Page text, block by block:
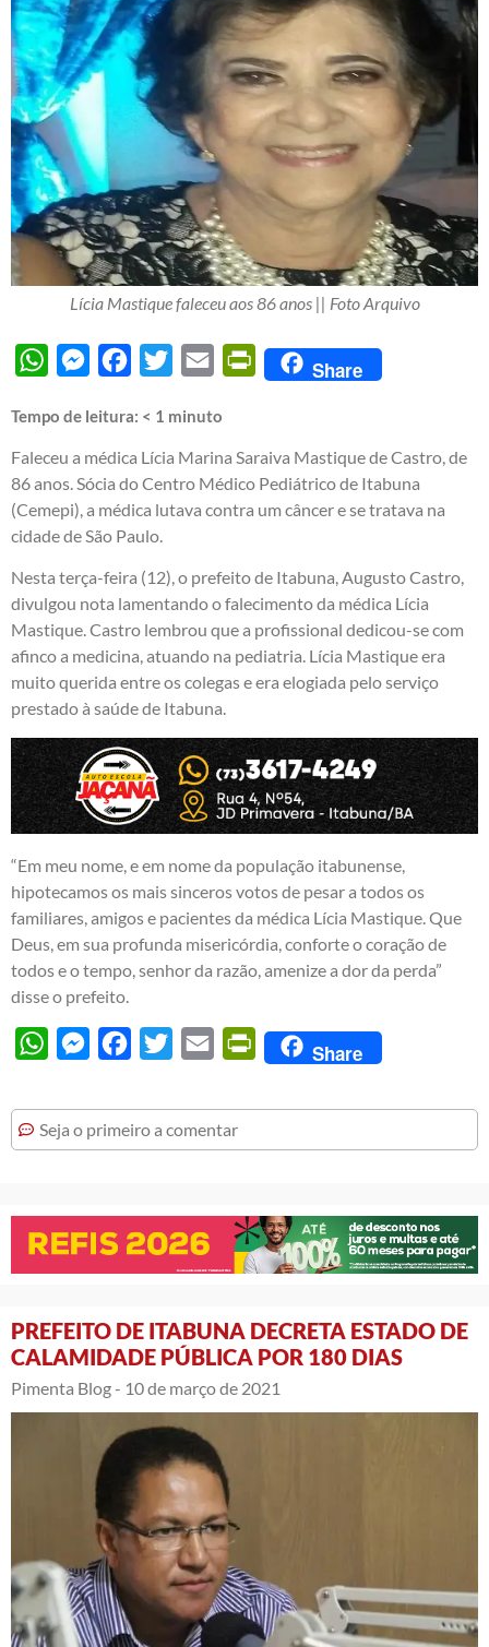
Lícia Mastique faleceu aos 86 anos || Foto Arquivo
WhatsAppMessengerFacebook
Twitter Email PrintFriendly
Share
Tempo de leitura: < 1 minuto
Faleceu a médica Lícia Marina Saraiva Mastique de Castro, de
86 anos. Sócia do Centro Médico Pediátrico de Itabuna
(Cemepi), a médica lutava contra um câncer e se tratava na
cidade de São Paulo.
Nesta terça-feira (12), o prefeito de Itabuna, Augusto Castro,
divulgou nota lamentando o falecimento da médica Lícia
Mastique. Castro lembrou que a profissional dedicou-se com
afinco a medicina, atuando na pediatria. Lícia Mastique era
muito querida entre os colegas e era elogiada pelo serviço
prestado à saúde de Itabuna.
“Em meu nome, e em nome da população itabunense,
hipotecamos os mais sinceros votos de pesar a todos os
familiares, amigos e pacientes da médica Lícia Mastique. Que
Deus, em sua profunda misericórdia, conforte o coração de
todos e o tempo, senhor da razão, amenize a dor da perda”
disse o prefeito.
WhatsAppMessengerFacebook
Twitter Email PrintFriendly
Share
Seja o primeiro a comentar
PREFEITO DE ITABUNA DECRETA ESTADO DE
CALAMIDADE PÚBLICA POR 180 DIAS
Pimenta Blog - 10 de março de 2021